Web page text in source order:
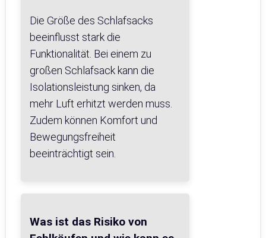
Die Größe des Schlafsacks
beeinflusst stark die
Funktionalität. Bei einem zu
großen Schlafsack kann die
Isolationsleistung sinken, da
mehr Luft erhitzt werden muss.
Zudem können Komfort und
Bewegungsfreiheit
beeinträchtigt sein.
Was ist das Risiko von